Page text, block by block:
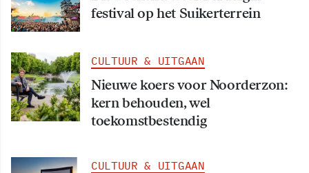
festival op het Suikerterrein
CULTUUR & UITGAAN
Nieuwe koers voor Noorderzon:
kern behouden, wel
toekomstbestendig
CULTUUR & UITGAAN